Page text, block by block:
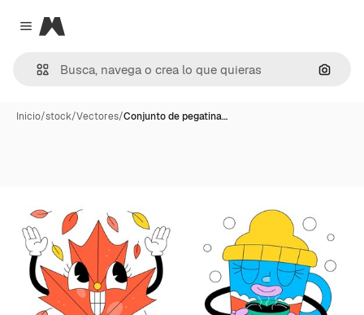
Close menu
Magnific
Inicio/stock/Vectores/Conjunto de pegatina…